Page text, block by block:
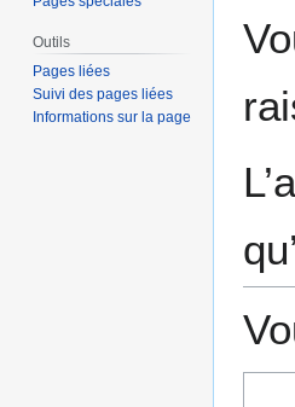
àà
Outils
Pages liées
Suivi des pages liées
Informations sur la page